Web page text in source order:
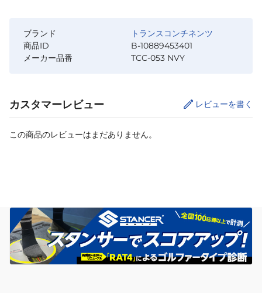
ブランド
トランスコンチネンツ
商品ID
B-10889453401
メーカー品番
TCC-053 NVY
カスタマーレビュー レビューを書く
この商品のレビューはまだありません。